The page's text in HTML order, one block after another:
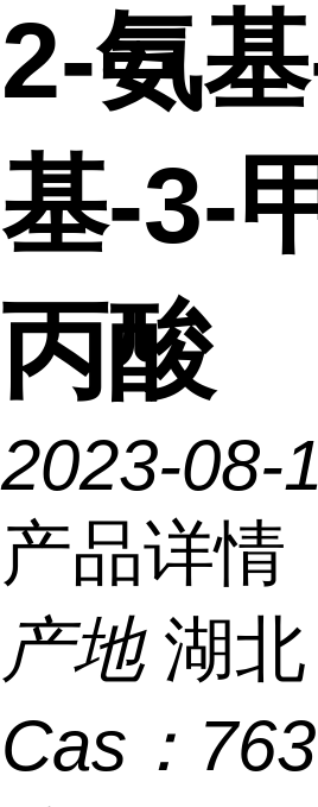
2-氨
基-3-
丙酸
2023-08-
产品详情
产地 湖北
Cas：